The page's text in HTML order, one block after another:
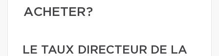
ACHETER?
LE TAUX DIRECTEUR DE LA